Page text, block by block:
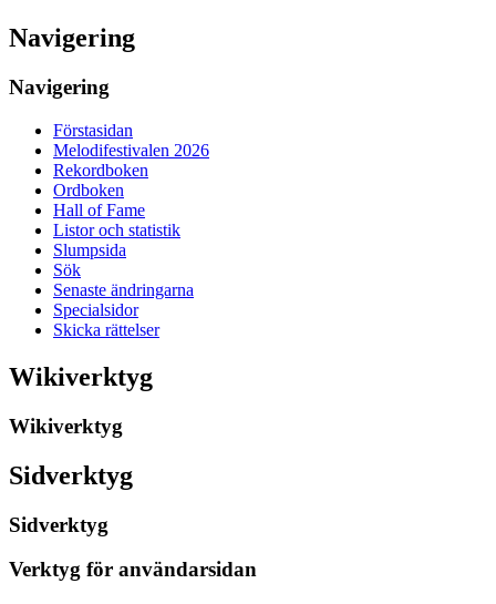
Navigering
Navigering
Förstasidan
Melodifestivalen 2026
Rekordboken
Ordboken
Hall of Fame
Listor och statistik
Slumpsida
Sök
Senaste ändringarna
Specialsidor
Skicka rättelser
Wikiverktyg
Wikiverktyg
Sidverktyg
Sidverktyg
Verktyg för användarsidan